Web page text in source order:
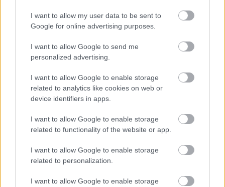
I want to allow my user data to be sent to
Google for online advertising purposes.
I want to allow Google to send me
personalized advertising.
I want to allow Google to enable storage
related to analytics like cookies on web or
device identifiers in apps.
I want to allow Google to enable storage
related to functionality of the website or app.
I want to allow Google to enable storage
related to personalization.
I want to allow Google to enable storage
Kövess minket a Facebookon
Parc Fermé
1 órája
IndyCar: Palou nyert Portlandben, már 100 pont fölött az